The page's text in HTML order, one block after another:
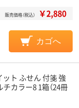
販売価格（税込） ￥2,880
カゴへ
ト ふせん 付箋 強
カラー8 1箱（24冊